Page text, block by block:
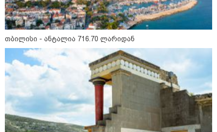
"იმნაძემ მის მეგობრებს
ალექსანდრე გაბაშვილს და
გიორგი მალანიას უთხრა,
თითქოსდა მისი მასწავლებელი,
გიგა ავალიანი ზედმეტ
ყურადღებას იჩენდა მის
მიმართ, რითაც გაბაშვილი
წააქეზა" - პროკურატურა
19:33 / 06-08-2026
რა სასჯელი ემუქრება ნია
იმნაძეს? - პროკურატურამ მას
ბრალდება წარუდგინა
თბილისი - ანტალია 716.70 ლარიდან